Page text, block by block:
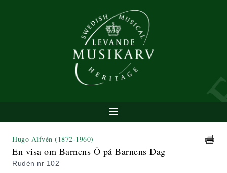
Hugo Alfvén (1872-1960)
En visa om Barnens Ö på Barnens Dag
Rudén nr 102